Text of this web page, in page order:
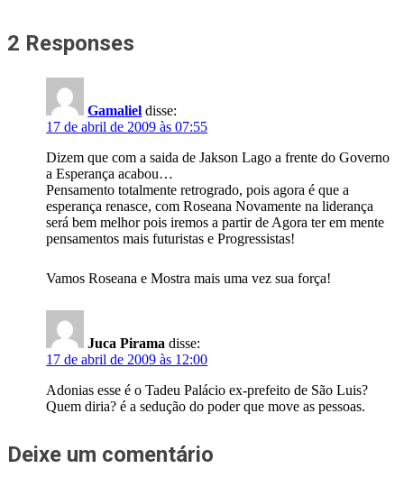
2 Responses
Gamaliel disse:
17 de abril de 2009 às 07:55
Dizem que com a saida de Jakson Lago a frente do Governo
a Esperança acabou…
Pensamento totalmente retrogrado, pois agora é que a
esperança renasce, com Roseana Novamente na liderança
será bem melhor pois iremos a partir de Agora ter em mente
pensamentos mais futuristas e Progressistas!
Vamos Roseana e Mostra mais uma vez sua força!
Juca Pirama disse:
17 de abril de 2009 às 12:00
Adonias esse é o Tadeu Palácio ex-prefeito de São Luis?
Quem diria? é a sedução do poder que move as pessoas.
Deixe um comentário